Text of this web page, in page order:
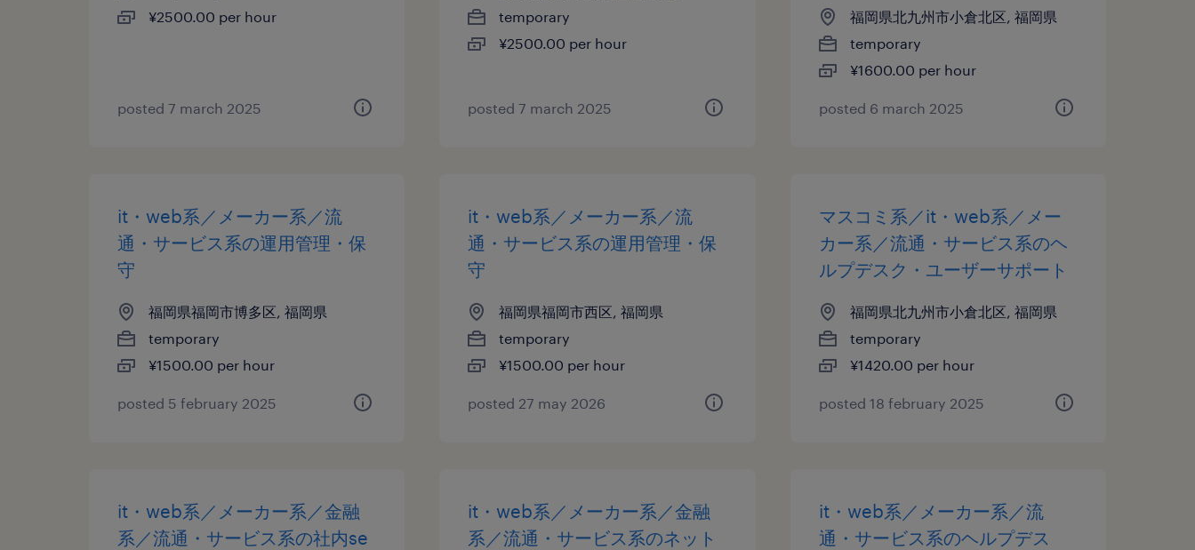
¥2500.00 per hour
posted 7 march 2025
temporary
¥2500.00 per hour
posted 7 march 2025
福岡県北九州市小倉北区, 福岡県
temporary
¥1600.00 per hour
posted 6 march 2025
it・web系／メーカー系／流
通・サービス系の運用管理・保
守
福岡県福岡市博多区, 福岡県
temporary
¥1500.00 per hour
posted 5 february 2025
it・web系／メーカー系／流
通・サービス系の運用管理・保
守
福岡県福岡市西区, 福岡県
temporary
¥1500.00 per hour
posted 27 may 2026
マスコミ系／it・web系／メー
カー系／流通・サービス系のヘ
ルプデスク・ユーザーサポート
福岡県北九州市小倉北区, 福岡県
temporary
¥1420.00 per hour
posted 18 february 2025
it・web系／メーカー系／金融
系／流通・サービス系の社内se
it・web系／メーカー系／金融
系／流通・サービス系のネット
it・web系／メーカー系／流
通・サービス系のヘルプデス